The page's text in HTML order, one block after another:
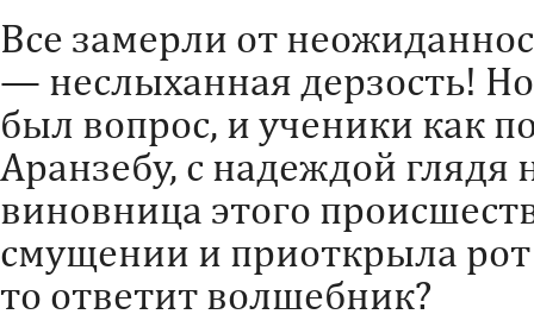
Все замерли от
— неслыханная дерзость!
был вопрос, и ученики как
Аранзебу, с надеждой глядя
виновница этого
смущении и приоткрыла
то ответит волшебник?